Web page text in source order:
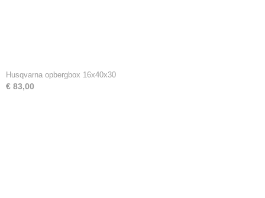
Husqvarna opbergbox 16x40x30
€ 83,00